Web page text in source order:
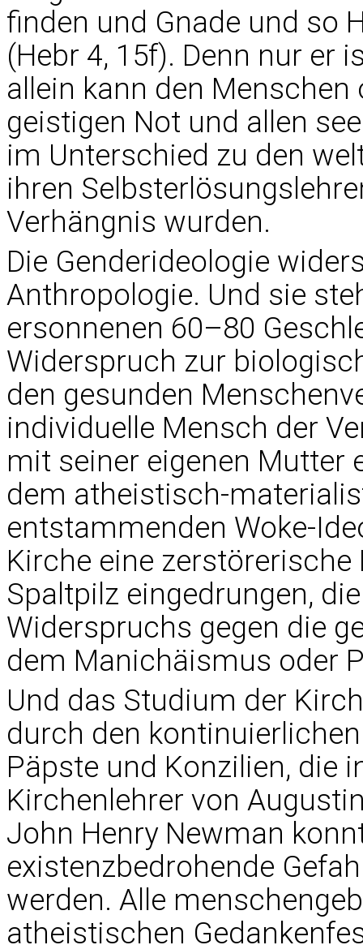
finden und Gnade und so
(Hebr 4, 15f). Denn nur er
allein kann den
geistigen Not und allen
im Unterschied zu den
ihren
Verhängnis wurden.
Die Genderideologie
Anthropologie. Und sie
ersonnenen 60–80
Widerspruch zur
den gesunden
individuelle Mensch der
mit seiner eigenen
dem atheistisch-
entstammenden Woke-
Kirche eine
Spaltpilz eingedrungen,
Widerspruchs gegen die
dem Manichäismus oder
Und das Studium der
durch den
Päpste und Konzilien, die
Kirchenlehrer von
John Henry Newman
existenzbedrohende
werden. Alle
atheistischen